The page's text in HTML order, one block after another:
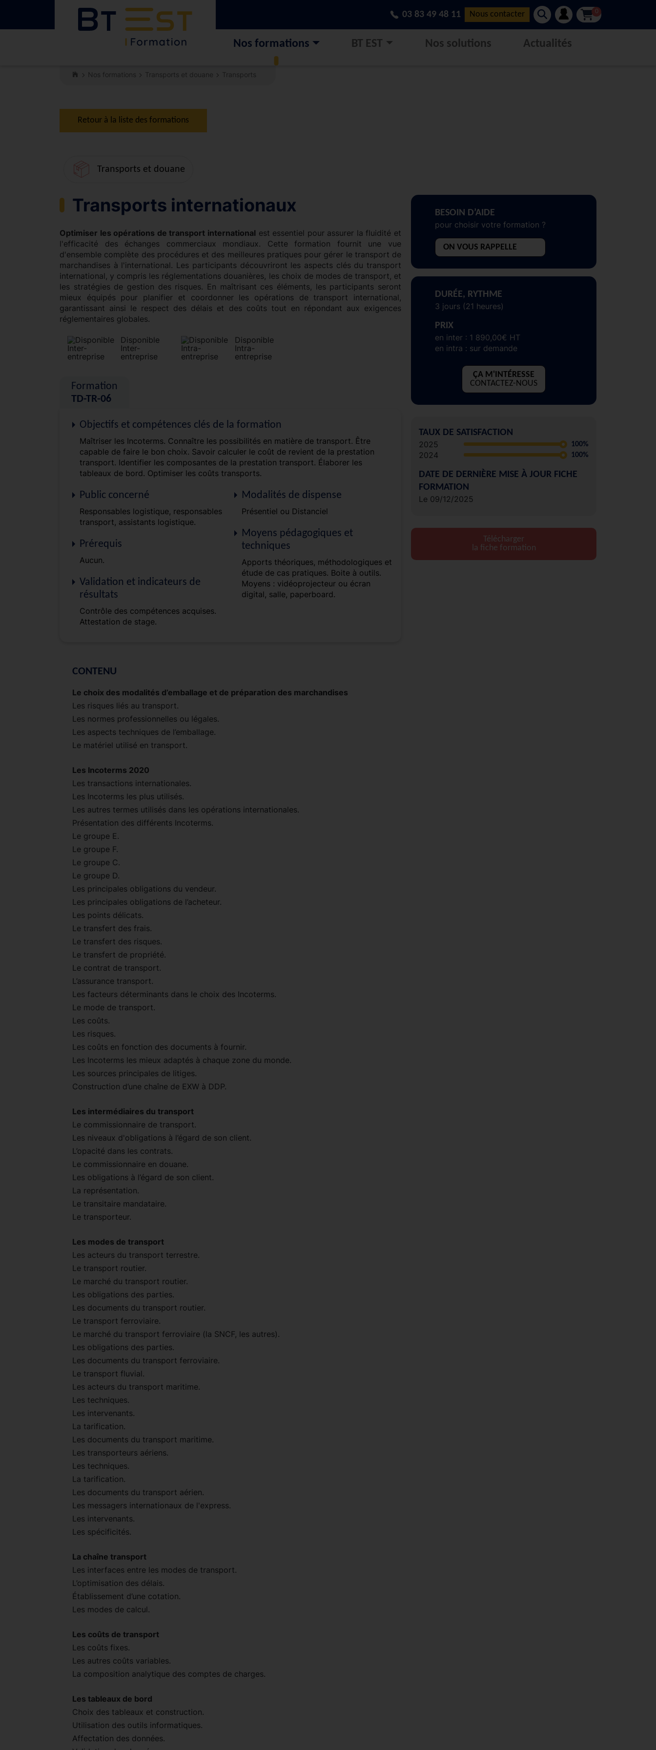
03 83 49 48 11 Nous contacter 0
Nos formations BT EST Nos solutions Actualités
Nos formations Transports et douane Transports
Retour à la liste des formations
Transports et douane
Transports internationaux
Optimiser les opérations de transport international est essentiel pour assurer la fluidité et
l'efficacité des échanges commerciaux mondiaux. Cette formation fournit une vue
d'ensemble complète des procédures et des meilleures pratiques pour gérer le transport de
marchandises à l'international. Les participants découvriront les aspects clés du transport
international, y compris les réglementations douanières, les choix de modes de transport, et
les stratégies de gestion des risques. En maîtrisant ces éléments, les participants seront
mieux équipés pour planifier et coordonner les opérations de transport international,
garantissant ainsi le respect des délais et des coûts tout en répondant aux exigences
réglementaires globales.
Disponible
Inter-
entreprise
Disponible
Intra-
entreprise
Formation
TD-TR-06
Objectifs et compétences clés de la formation
Maîtriser les Incoterms. Connaître les possibilités en matière de transport. Être
capable de faire le bon choix. Savoir calculer le coût de revient de la prestation
transport. Identifier les composantes de la prestation transport. Élaborer les
tableaux de bord. Optimiser les coûts transports.
Public concerné
Responsables logistique, responsables
transport, assistants logistique.
Prérequis
Aucun.
Validation et indicateurs de
résultats
Contrôle des compétences acquises.
Attestation de stage.
Modalités de dispense
Présentiel ou Distanciel
Moyens pédagogiques et
techniques
Apports théoriques, méthodologiques et
étude de cas pratiques. Boite à outils.
Moyens : vidéoprojecteur ou écran
digital, salle, paperboard.
CONTENU
Le choix des modalités d’emballage et de préparation des marchandises
Les risques liés au transport.
Les normes professionnelles ou légales.
Les aspects techniques de l’emballage.
Le matériel utilisé en transport.
Les Incoterms 2020
Les transactions internationales.
Les Incoterms les plus utilisés.
Les autres termes utilisés dans les opérations internationales.
Présentation des différents Incoterms.
Le groupe E.
Le groupe F.
Le groupe C.
Le groupe D.
Les principales obligations du vendeur.
Les principales obligations de l’acheteur.
Les points délicats.
Le transfert des frais.
Le transfert des risques.
Le transfert de propriété.
Le contrat de transport.
L’assurance transport.
Les facteurs déterminants dans le choix des Incoterms.
Le mode de transport.
Les coûts.
Les risques.
Les coûts en fonction des documents à fournir.
Les Incoterms les mieux adaptés à chaque zone du monde.
Les sources principales de litiges.
Construction d’une chaîne de EXW à DDP.
Les intermédiaires du transport
Le commissionnaire de transport.
Les niveaux d'obligations à l’égard de son client.
L’opacité dans les contrats.
Le commissionnaire en douane.
Les obligations à l’égard de son client.
La représentation.
Le transitaire mandataire.
Le transporteur.
Les modes de transport
Les acteurs du transport terrestre.
Le transport routier.
Le marché du transport routier.
Les obligations des parties.
Les documents du transport routier.
Le transport ferroviaire.
Le marché du transport ferroviaire (la SNCF, les autres).
Les obligations des parties.
Les documents du transport ferroviaire.
Le transport fluvial.
Les acteurs du transport maritime.
Les techniques.
Les intervenants.
La tarification.
Les documents du transport maritime.
Les transporteurs aériens.
Les techniques.
La tarification.
Les documents du transport aérien.
Les messagers internationaux de l'express.
Les intervenants.
Les spécificités.
La chaîne transport
Les interfaces entre les modes de transport.
L’optimisation des délais.
Établissement d’une cotation.
Les modes de calcul.
Les coûts de transport
Les coûts fixes.
Les autres coûts variables.
La composition analytique des comptes de charges.
Les tableaux de bord
Choix des tableaux et construction.
Utilisation des outils informatiques.
Affectation des données.
BESOIN D’AIDE
pour choisir votre formation ?
ON VOUS RAPPELLE
DURÉE, RYTHME
3 jours (21 heures)
PRIX
en inter : 1 890,00€ HT
en intra : sur demande
ÇA M'INTÉRESSE
CONTACTEZ-NOUS
TAUX DE SATISFACTION
2025
100%
2024 100%
DATE DE DERNIÈRE MISE À JOUR FICHE
FORMATION
Le 09/12/2025
Télécharger
la fiche formation